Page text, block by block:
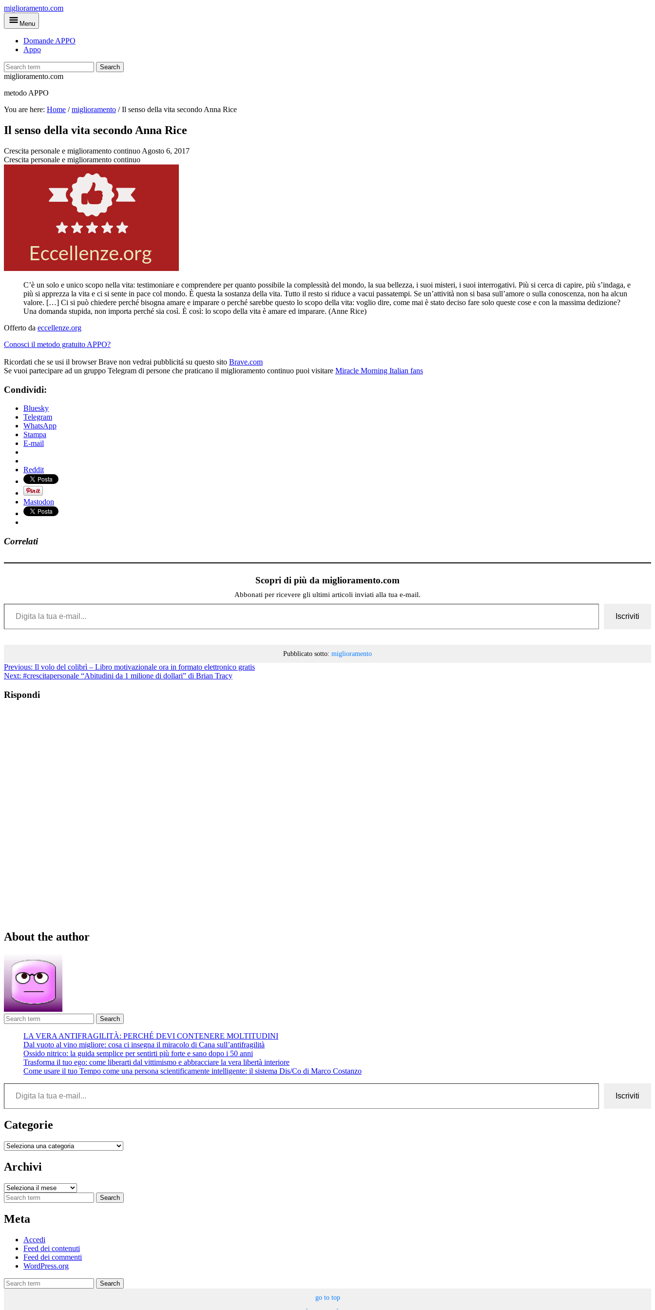
Skip
to
main
miglioramento.com
Menu
Domande APPO
Appo
Search
miglioramento.com
metodo APPO
You are here: Home /miglioramento /Il senso della vita secondo Anna Rice
Il senso della vita secondo Anna Rice
Crescita personale e miglioramento continuo Agosto 6, 2017
Crescita personale e miglioramento continuo
C’è un solo e unico scopo nella vita: testimoniare e comprendere per quanto possibile la complessità del mondo, la sua bellezza, i suoi misteri, i suoi interrogativi. Più si cerca di capire, più s’indaga, e
più si apprezza la vita e ci si sente in pace col mondo. È questa la sostanza della vita. Tutto il resto si riduce a vacui passatempi. Se un’attività non si basa sull’amore o sulla conoscenza, non ha alcun
valore. […] Ci si può chiedere perché bisogna amare e imparare o perché sarebbe questo lo scopo della vita: voglio dire, come mai è stato deciso fare solo queste cose e con la massima dedizione?
Una domanda stupida, non importa perché sia così. È così: lo scopo della vita è amare ed imparare. (Anne Rice)
Offerto da eccellenze.org
Conosci il metodo gratuito APPO?
Ricordati che se usi il browser Brave non vedrai pubblicitá su questo sito Brave.com
Se vuoi partecipare ad un gruppo Telegram di persone che praticano il miglioramento continuo puoi visitare Miracle Morning Italian fans
Condividi:
Bluesky
Telegram
WhatsApp
Stampa
E-mail
Reddit
Mastodon
Correlati
Scopri di più da miglioramento.com
Abbonati per ricevere gli ultimi articoli inviati alla tua e-mail.
Digita la tua e-mail...
Iscriviti
Pubblicato sotto: miglioramento
Previous: Il volo del colibrì – Libro motivazionale ora in formato elettronico gratis
Next: #crescitapersonale “Abitudini da 1 milione di dollari” di Brian Tracy
Rispondi
About the author
Search
LA VERA ANTIFRAGILITÀ: PERCHÉ DEVI CONTENERE MOLTITUDINI
Dal vuoto al vino migliore: cosa ci insegna il miracolo di Cana sull’antifragilità
Ossido nitrico: la guida semplice per sentirti più forte e sano dopo i 50 anni
Trasforma il tuo ego: come liberarti dal vittimismo e abbracciare la vera libertà interiore
Come usare il tuo Tempo come una persona scientificamente intelligente: il sistema Dis/Co di Marco Costanzo
Digita la tua e-mail...
Iscriviti
Categorie
Categorie
Archivi
Archivi
Search
Meta
Accedi
Feed dei contenuti
Feed dei commenti
WordPress.org
Search
go to top